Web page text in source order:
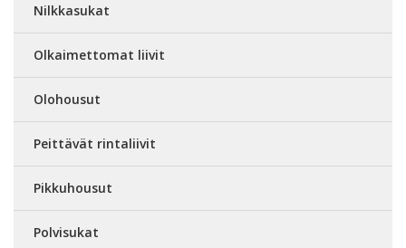
Nilkkasukat
Olkaimettomat liivit
Olohousut
Peittävät rintaliivit
Pikkuhousut
Polvisukat